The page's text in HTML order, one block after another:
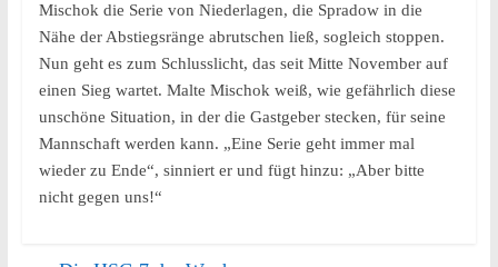
Mischok die Serie von Niederlagen, die Spradow in die
Nähe der Abstiegsränge abrutschen ließ, sogleich stoppen.
Nun geht es zum Schlusslicht, das seit Mitte November auf
einen Sieg wartet. Malte Mischok weiß, wie gefährlich diese
unschöne Situation, in der die Gastgeber stecken, für seine
Mannschaft werden kann. „Eine Serie geht immer mal
wieder zu Ende“, sinniert er und fügt hinzu: „Aber bitte
nicht gegen uns!“